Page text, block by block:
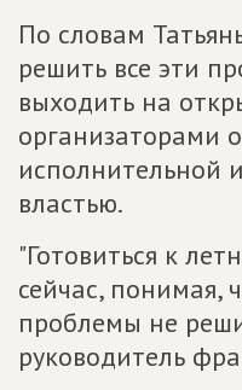
По словам
решить все эти
выходить на
организаторами
исполнительной
властью.
"Готовиться к
сейчас, понимая,
проблемы не
руководитель